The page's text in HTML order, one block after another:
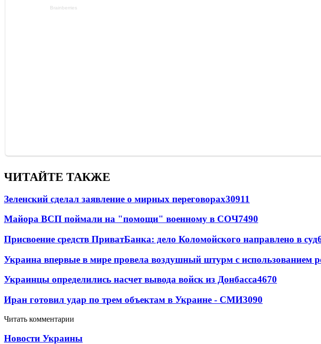
ЧИТАЙТЕ ТАКЖЕ
Зеленский сделал заявление о мирных переговорах30911
Майора ВСП поймали на "помощи" военному в СОЧ7490
Присвоение средств ПриватБанка: дело Коломойского направлено в суд
Украина впервые в мире провела воздушный штурм с использованием
Украинцы определились насчет вывода войск из Донбасса4670
Иран готовил удар по трем объектам в Украине - СМИ3090
Читать комментарии
Новости Украины